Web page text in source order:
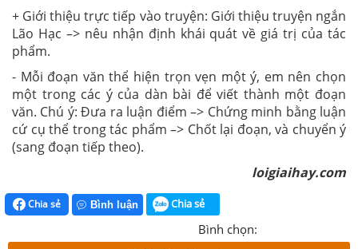
+ Giới thiệu trực tiếp vào truyện: Giới thiệu truyện ngắn
Lão Hạc –> nêu nhận định khái quát về giá trị của tác
phẩm.
- Mỗi đoạn văn thể hiện trọn vẹn một ý, em nên chọn
một trong các ý của dàn bài để viết thành một đoạn
văn. Chú ý: Đưa ra luận điểm –> Chứng minh bằng luận
cứ cụ thể trong tác phẩm –> Chốt lại đoạn, và chuyển ý
(sang đoạn tiếp theo).
loigiaihay.com
Chia sẻ Bình luận Chia sẻ
Bình chọn: